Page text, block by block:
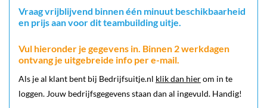
Vraag vrijblijvend binnen één minuut beschikbaarheid
en prijs aan voor dit teambuilding uitje.
Vul hieronder je gegevens in. Binnen 2 werkdagen
ontvang je uitgebreide info per e-mail.
Als je al klant bent bij Bedrijfsuitje.nl klik dan hierom in te
loggen. Jouw bedrijfsgegevens staan dan al ingevuld. Handig!